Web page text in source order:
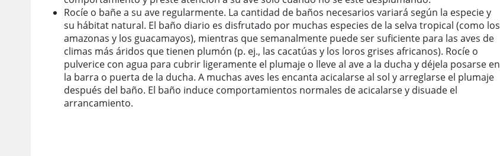
Rocíe o bañe a su ave regularmente. La cantidad de baños necesarios variará según la especie y
su hábitat natural. El baño diario es disfrutado por muchas especies de la selva tropical (como los
amazonas y los guacamayos), mientras que semanalmente puede ser suficiente para las aves de
climas más áridos que tienen plumón (p. ej., las cacatúas y los loros grises africanos). Rocíe o
pulverice con agua para cubrir ligeramente el plumaje o lleve al ave a la ducha y déjela posarse en
la barra o puerta de la ducha. A muchas aves les encanta acicalarse al sol y arreglarse el plumaje
después del baño. El baño induce comportamientos normales de acicalarse y disuade el
arrancamiento.